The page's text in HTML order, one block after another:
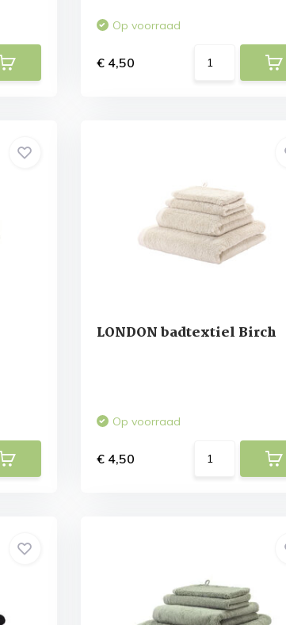
Op voorraad
€ 4,50
LONDON badtextiel Birch
Op voorraad
€ 4,50